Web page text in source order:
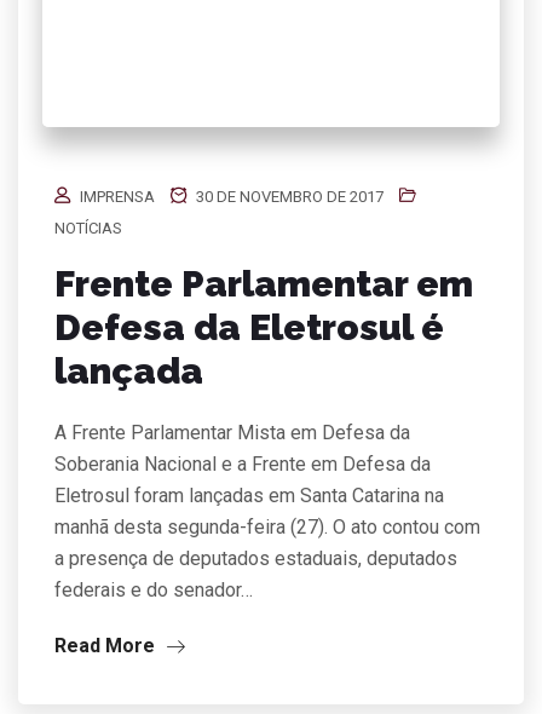
IMPRENSA
30 DE NOVEMBRO DE 2017
NOTÍCIAS
Frente Parlamentar em
Defesa da Eletrosul é
lançada
A Frente Parlamentar Mista em Defesa da
Soberania Nacional e a Frente em Defesa da
Eletrosul foram lançadas em Santa Catarina na
manhã desta segunda-feira (27). O ato contou com
a presença de deputados estaduais, deputados
federais e do senador…
Read More